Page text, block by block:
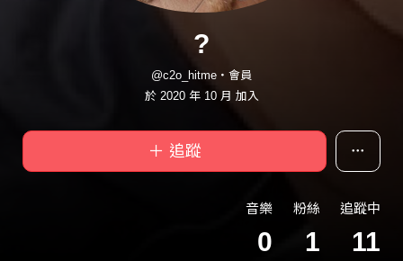
?
@c2o_hitme・會員
於 2020 年 10 月 加入
＋ 追蹤
音樂
0
粉絲
1
追蹤中
11